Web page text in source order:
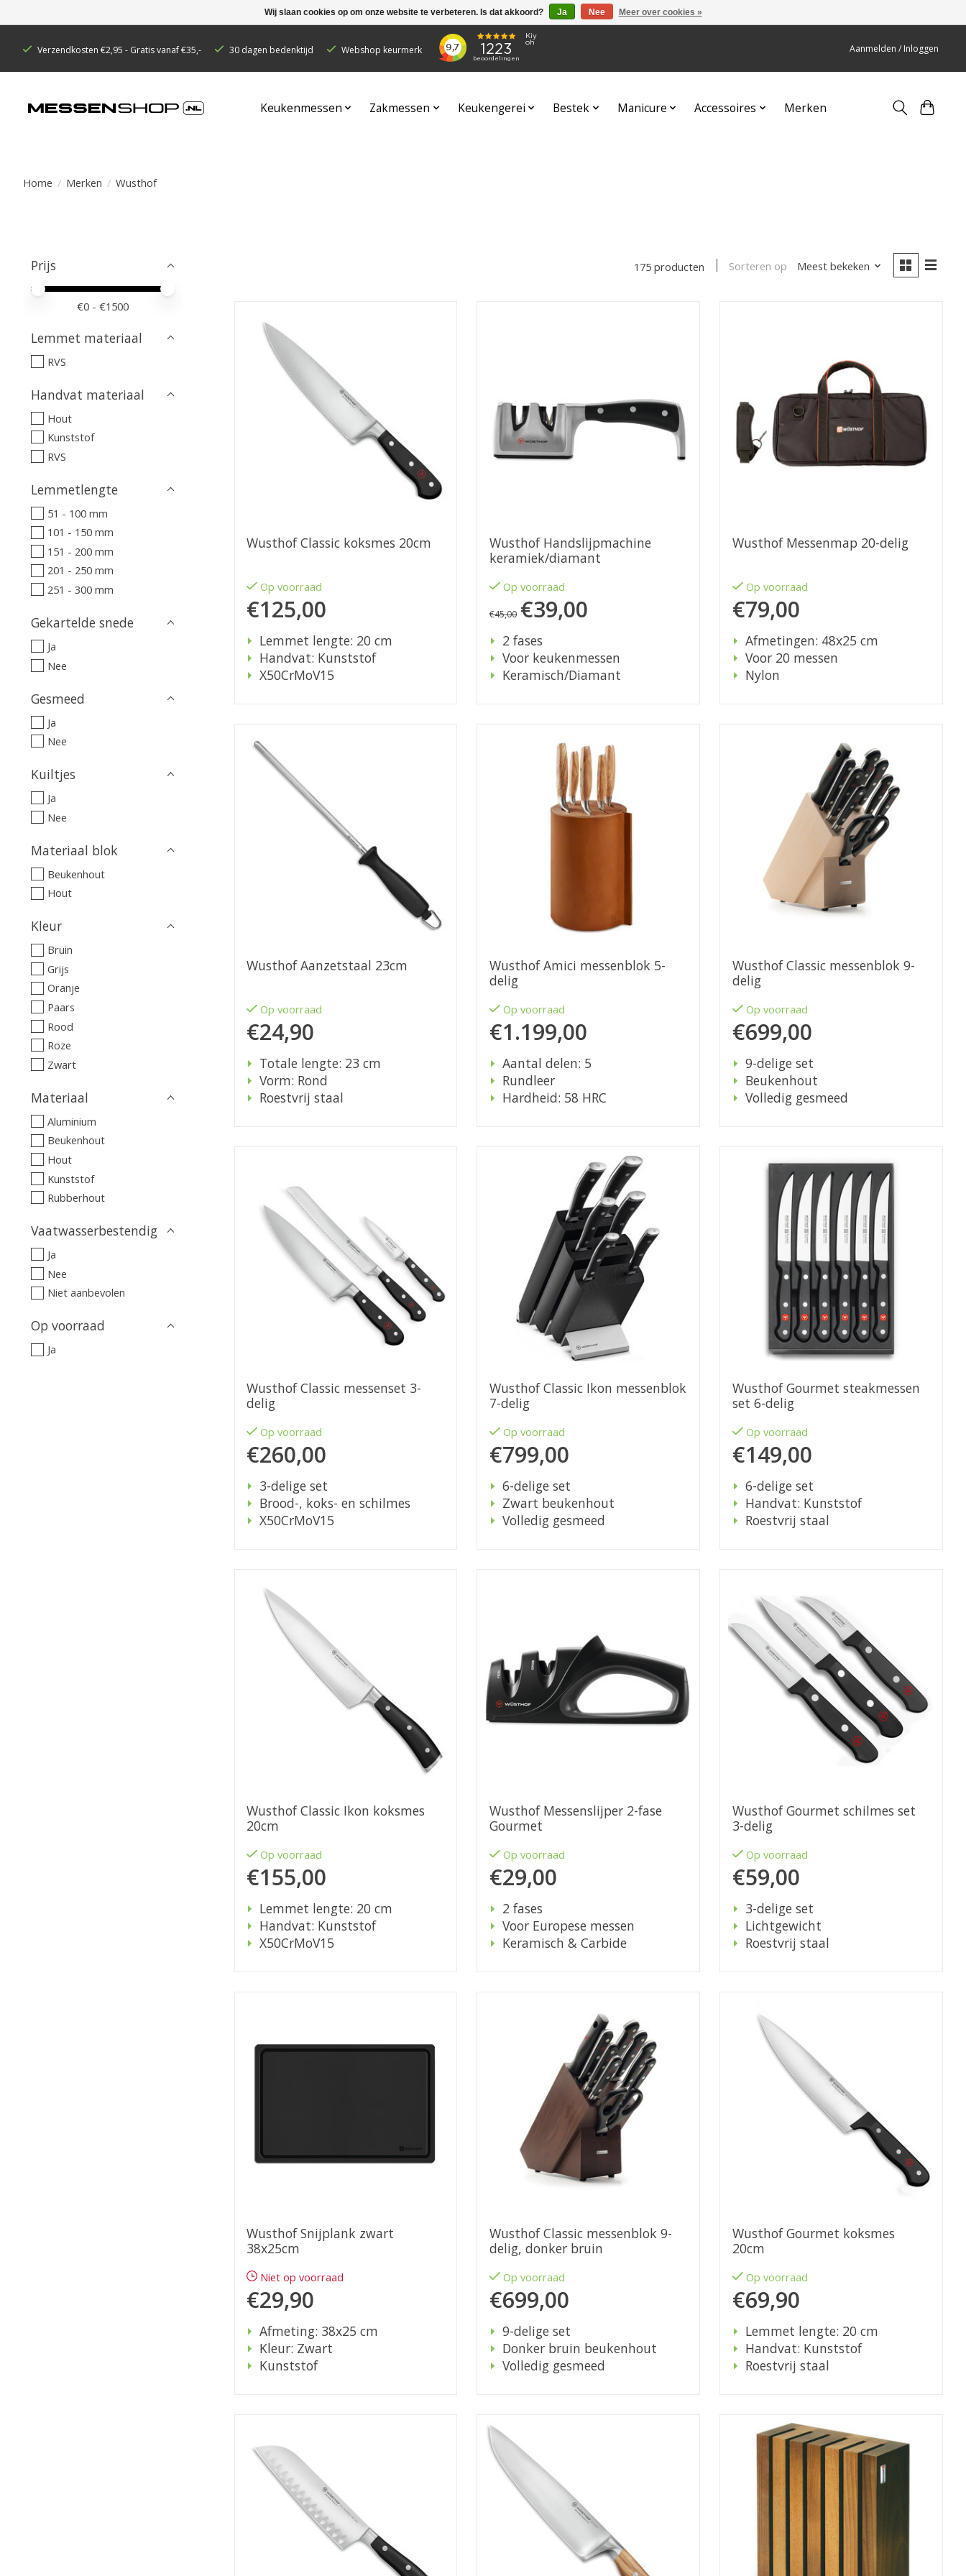
Verzendkosten €2,95 - Gratis vanaf €35,- 30 dagen bedenktijd Webshop keurmerk Aanmelden / Inloggen
Keukenmessen Zakmessen Keukengerei Bestek Manicure Accessoires Merken
Home / Merken / Wusthof
Prijs
Minimale prijswaarde
Price maximum value
€0 - €1500
Lemmet materiaal
RVS
Handvat materiaal
Hout
Kunststof
RVS
Lemmetlengte
51 - 100 mm
101 - 150 mm
151 - 200 mm
201 - 250 mm
251 - 300 mm
Gekartelde snede
Ja
Nee
Gesmeed
Ja
Nee
Kuiltjes
Ja
Nee
Materiaal blok
Beukenhout
Hout
Kleur
Bruin
Grijs
Oranje
Paars
Rood
Roze
Zwart
Materiaal
Aluminium
Beukenhout
Hout
Kunststof
Rubberhout
Vaatwasserbestendig
Ja
Nee
Niet aanbevolen
Op voorraad
Ja
175 producten Sorteren op Meest bekeken
Wusthof Classic koksmes 20cm
Op voorraad
€125,00
Lemmet lengte: 20 cm
Handvat: Kunststof
X50CrMoV15
Wusthof Handslijpmachine
keramiek/diamant
Op voorraad
€45,00 €39,00
2 fases
Voor keukenmessen
Keramisch/Diamant
Wusthof Messenmap 20-delig
Op voorraad
€79,00
Afmetingen: 48x25 cm
Voor 20 messen
Nylon
Wusthof Aanzetstaal 23cm
Op voorraad
€24,90
Totale lengte: 23 cm
Vorm: Rond
Roestvrij staal
Wusthof Amici messenblok 5-
delig
Op voorraad
€1.199,00
Aantal delen: 5
Rundleer
Hardheid: 58 HRC
Wusthof Classic messenblok 9-
delig
Op voorraad
€699,00
9-delige set
Beukenhout
Volledig gesmeed
Wusthof Classic messenset 3-
delig
Op voorraad
€260,00
3-delige set
Brood-, koks- en schilmes
X50CrMoV15
Wusthof Classic Ikon messenblok
7-delig
Op voorraad
€799,00
6-delige set
Zwart beukenhout
Volledig gesmeed
Wusthof Gourmet steakmessen
set 6-delig
Op voorraad
€149,00
6-delige set
Handvat: Kunststof
Roestvrij staal
Wusthof Classic Ikon koksmes
20cm
Op voorraad
€155,00
Lemmet lengte: 20 cm
Handvat: Kunststof
X50CrMoV15
Wusthof Messenslijper 2-fase
Gourmet
Op voorraad
€29,00
2 fases
Voor Europese messen
Keramisch & Carbide
Wusthof Gourmet schilmes set
3-delig
Op voorraad
€59,00
3-delige set
Lichtgewicht
Roestvrij staal
Wusthof Snijplank zwart
38x25cm
Niet op voorraad
€29,90
Afmeting: 38x25 cm
Kleur: Zwart
Kunststof
Wusthof Classic messenblok 9-
delig, donker bruin
Op voorraad
€699,00
9-delige set
Donker bruin beukenhout
Volledig gesmeed
Wusthof Gourmet koksmes
20cm
Op voorraad
€69,90
Lemmet lengte: 20 cm
Handvat: Kunststof
Roestvrij staal
Wij slaan cookies op om onze website te verbeteren. Is dat akkoord? Ja Nee Meer over cookies »